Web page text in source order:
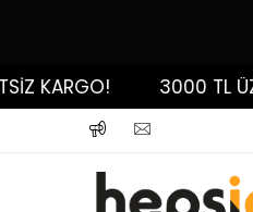
3000 TL ÜZERİ